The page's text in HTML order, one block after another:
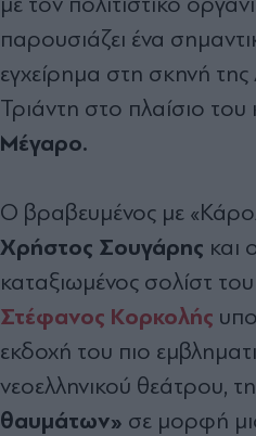
παρουσιάζει ένα
εγχείρημα στη σκηνή
Τριάντη στο πλαίσιο του
Μέγαρο.
Ο βραβευμένος με
Χρήστος Σουγάρης και
καταξιωμένος σολίστ
Στέφανος Κορκολής
εκδοχή του πιο
νεοελληνικού θεάτρου,
θαυμάτων» σε μορφή